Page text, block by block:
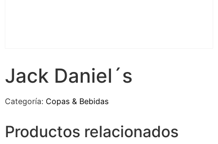
Jack Daniel´s
Categoría: Copas & Bebidas
Productos relacionados